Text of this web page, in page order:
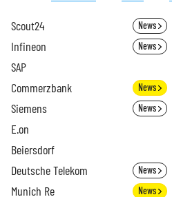
Scout24 News
Infineon News
SAP
Commerzbank News
Siemens News
E.on
Beiersdorf
Deutsche Telekom News
Munich Re News